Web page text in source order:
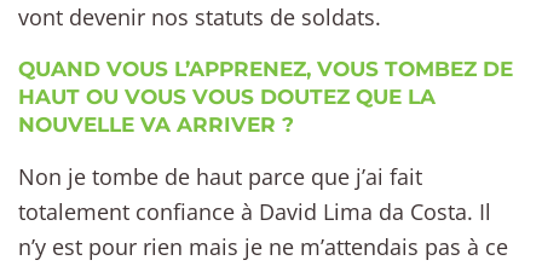
vont devenir nos statuts de soldats.
QUAND VOUS L’APPRENEZ, VOUS TOMBEZ DE
HAUT OU VOUS VOUS DOUTEZ QUE LA
NOUVELLE VA ARRIVER ?
Non je tombe de haut parce que j’ai fait
totalement confiance à David Lima da Costa. Il
n’y est pour rien mais je ne m’attendais pas à ce